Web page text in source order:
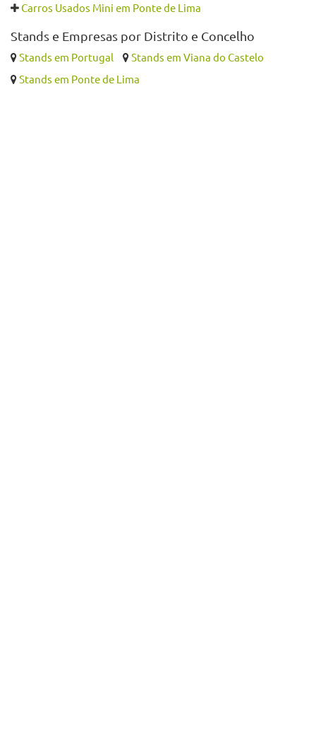
Carros Usados Mini em Ponte de Lima
Stands e Empresas por Distrito e Concelho
Stands em Portugal
Stands em Viana do Castelo
Stands em Ponte de Lima